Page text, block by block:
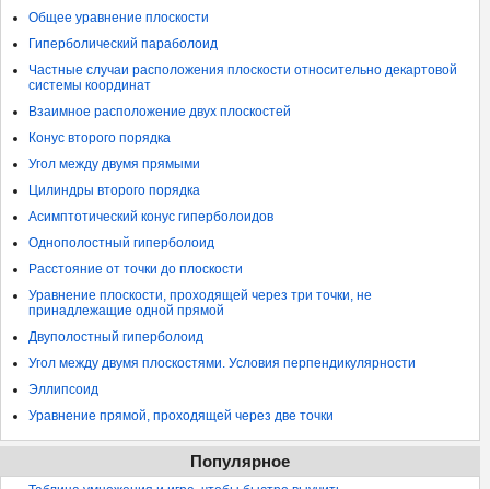
Общее уравнение плоскости
Гиперболический параболоид
Частные случаи расположения плоскости относительно декартовой
системы координат
Взаимное расположение двух плоскостей
Конус второго порядка
Угол между двумя прямыми
Цилиндры второго порядка
Асимптотический конус гиперболоидов
Однополостный гиперболоид
Расстояние от точки до плоскости
Уравнение плоскости, проходящей через три точки, не
принадлежащие одной прямой
Двуполостный гиперболоид
Угол между двумя плоскостями. Условия перпендикулярности
Эллипсоид
Уравнение прямой, проходящей через две точки
Популярное